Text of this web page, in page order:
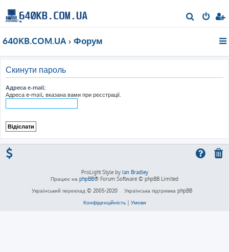
о
640KB.COM.UA Форум
Скинути пароль
Адреса e-mail:
Адреса e-mail, вказана вами при реєстрації.
ProLight Style by Ian Bradley
Працює на phpBB® Forum Software © phpBB Limited
Український переклад © 2005-2020
Українська підтримка phpBB
Конфіденційність| Умови